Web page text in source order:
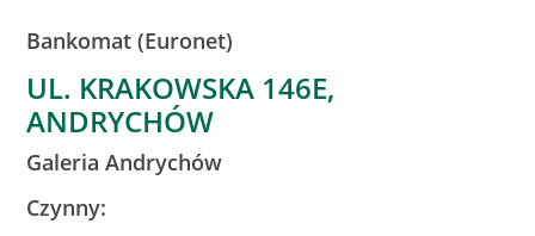
Bankomat (Euronet)
UL. KRAKOWSKA 146E,
ANDRYCHÓW
Galeria Andrychów
Czynny: